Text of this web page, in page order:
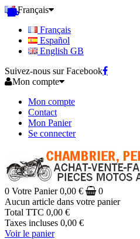
Français
Français
Español
English GB
Suivez-nous sur Facebook
Mon compte
Mon compte
Contact
Mon Panier
Se connecter
0 Votre Panier 0,00 €
0
Aucun article dans votre panier
Total TTC 0,00 €
Taxes incluses 0,00 €
Voir le panier